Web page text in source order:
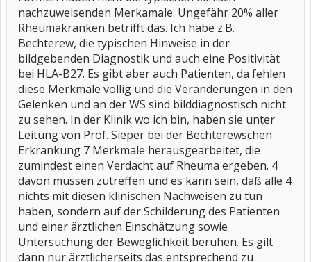
nachzuweisenden Merkamale. Ungefähr 20% aller
Rheumakranken betrifft das. Ich habe z.B.
Bechterew, die typischen Hinweise in der
bildgebenden Diagnostik und auch eine Positivität
bei HLA-B27. Es gibt aber auch Patienten, da fehlen
diese Merkmale völlig und die Veränderungen in den
Gelenken und an der WS sind bilddiagnostisch nicht
zu sehen. In der Klinik wo ich bin, haben sie unter
Leitung von Prof. Sieper bei der Bechterewschen
Erkrankung 7 Merkmale herausgearbeitet, die
zumindest einen Verdacht auf Rheuma ergeben. 4
davon müssen zutreffen und es kann sein, daß alle 4
nichts mit diesen klinischen Nachweisen zu tun
haben, sondern auf der Schilderung des Patienten
und einer ärztlichen Einschätzung sowie
Untersuchung der Beweglichkeit beruhen. Es gilt
dann nur ärztlicherseits das entsprechend zu